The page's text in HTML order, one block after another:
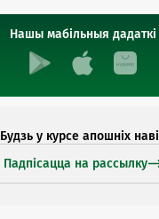
Нашы мабільныя дадаткі
Будзь у курсе апошніх
Падпісацца на рассылку